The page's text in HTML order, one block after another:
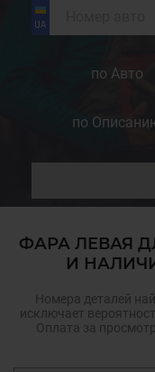
по Авто
по
ФАРА ЛЕВАЯ
И
Номера деталей
исключает
Оплата за